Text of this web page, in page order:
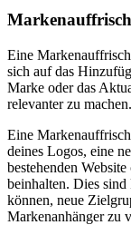
Eine
sich auf das
Marke oder das
relevanter zu machen.
Eine
deines Logos, eine
bestehenden
beinhalten. Dies
können, neue
Markenanhänger zu